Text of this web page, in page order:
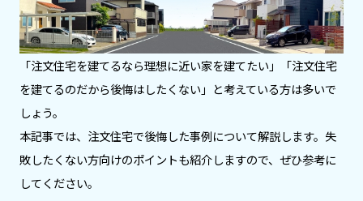
「注文住宅を建てるなら理想に近い家を建てたい」「注文住宅
を建てるのだから後悔はしたくない」と考えている方は多いで
しょう。
本記事では、注文住宅で後悔した事例について解説します。失
敗したくない方向けのポイントも紹介しますので、ぜひ参考に
してください。